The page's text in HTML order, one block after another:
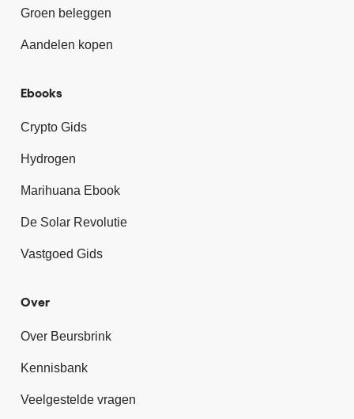
Groen beleggen
Aandelen kopen
Ebooks
Crypto Gids
Hydrogen
Marihuana Ebook
De Solar Revolutie
Vastgoed Gids
Over
Over Beursbrink
Kennisbank
Veelgestelde vragen